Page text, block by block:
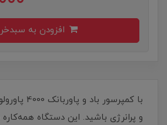
​​​​با کمپرسور
و پرانرژی باشید. این دستگاه همه‌کاره